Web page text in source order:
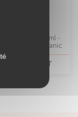
250ml -
- Cosmos Organic
CE PRODUIT